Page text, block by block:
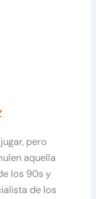
pero
aquella
los 90s y
de los